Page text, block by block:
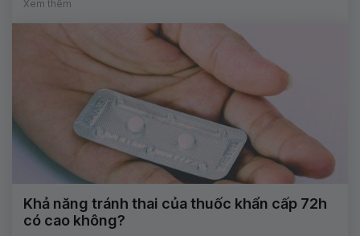
Xem thêm
Khả năng tránh thai của thuốc khẩn cấp 72h
có cao không?